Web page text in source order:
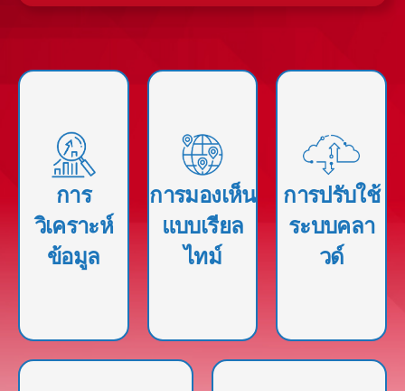
การ
วิเคราะห์
ข้อมูล
ข้อมูลเพื่อรับ
ข้อมูลเชิงลึกและ
ตัดสินใจอย่างชาญ
ฉลาด คุณลักษณะ
นี้อาจรวมถึง
เทคนิคและเครื่อง
มือการวิเคราะห์
การมองเห็น
แบบเรียล
ไทม์
รับข้อมูลเชิงลึก
ทันทีจากสตรีม
ข้อมูลสด ช่วยให้
สามารถตัดสินใจ
เชิงรุกและปรับปรุง
ความคล่องตัวใน
การดําเนินงาน
การปรับใช้
ระบบคลา
วด์
ปรับใช้
ระบบโดยใช้
โครงสร้างพื้นฐาน
การประมวลผล
แบบคลาวด์ เรา
สนับสนุนการปรับ
ใช้สําหรับผู้ให้
บริการระบบคลา
ทรัพยากรขึ้นหรือ
ลงได้ตามต้องการ